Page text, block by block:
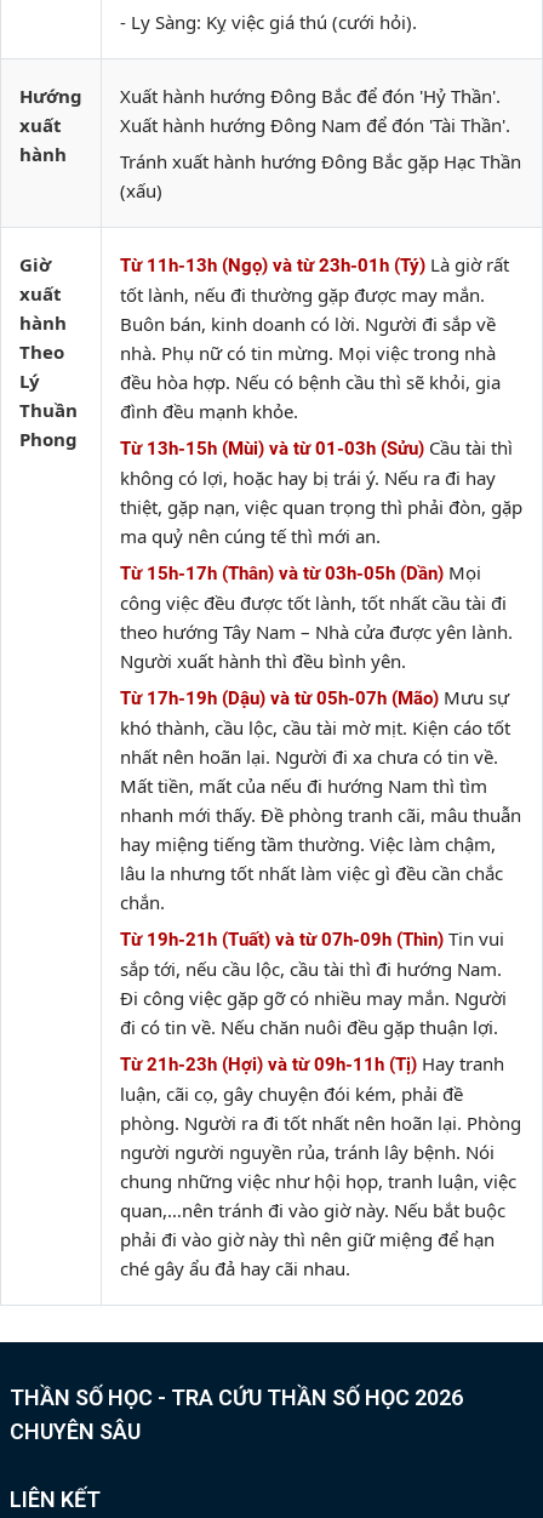
- Ly Sàng: Kỵ việc giá thú (cưới hỏi).
Hướng
xuất
hành
Xuất hành hướng Đông Bắc để đón 'Hỷ Thần'.
Xuất hành hướng Đông Nam để đón 'Tài Thần'.
Tránh xuất hành hướng Đông Bắc gặp Hạc Thần
(xấu)
Giờ
xuất
hành
Theo
Lý
Thuần
Phong
Từ 11h-13h (Ngọ) và từ 23h-01h (Tý) Là giờ rất
tốt lành, nếu đi thường gặp được may mắn.
Buôn bán, kinh doanh có lời. Người đi sắp về
nhà. Phụ nữ có tin mừng. Mọi việc trong nhà
đều hòa hợp. Nếu có bệnh cầu thì sẽ khỏi, gia
đình đều mạnh khỏe.
Từ 13h-15h (Mùi) và từ 01-03h (Sửu) Cầu tài thì
không có lợi, hoặc hay bị trái ý. Nếu ra đi hay
thiệt, gặp nạn, việc quan trọng thì phải đòn, gặp
ma quỷ nên cúng tế thì mới an.
Từ 15h-17h (Thân) và từ 03h-05h (Dần) Mọi
công việc đều được tốt lành, tốt nhất cầu tài đi
theo hướng Tây Nam – Nhà cửa được yên lành.
Người xuất hành thì đều bình yên.
Từ 17h-19h (Dậu) và từ 05h-07h (Mão) Mưu sự
khó thành, cầu lộc, cầu tài mờ mịt. Kiện cáo tốt
nhất nên hoãn lại. Người đi xa chưa có tin về.
Mất tiền, mất của nếu đi hướng Nam thì tìm
nhanh mới thấy. Đề phòng tranh cãi, mâu thuẫn
hay miệng tiếng tầm thường. Việc làm chậm,
lâu la nhưng tốt nhất làm việc gì đều cần chắc
chắn.
Từ 19h-21h (Tuất) và từ 07h-09h (Thìn) Tin vui
sắp tới, nếu cầu lộc, cầu tài thì đi hướng Nam.
Đi công việc gặp gỡ có nhiều may mắn. Người
đi có tin về. Nếu chăn nuôi đều gặp thuận lợi.
Từ 21h-23h (Hợi) và từ 09h-11h (Tị) Hay tranh
luận, cãi cọ, gây chuyện đói kém, phải đề
phòng. Người ra đi tốt nhất nên hoãn lại. Phòng
người người nguyền rủa, tránh lây bệnh. Nói
chung những việc như hội họp, tranh luận, việc
quan,…nên tránh đi vào giờ này. Nếu bắt buộc
phải đi vào giờ này thì nên giữ miệng để hạn
ché gây ẩu đả hay cãi nhau.
THẦN SỐ HỌC - TRA CỨU THẦN SỐ HỌC 2026
CHUYÊN SÂU
LIÊN KẾT